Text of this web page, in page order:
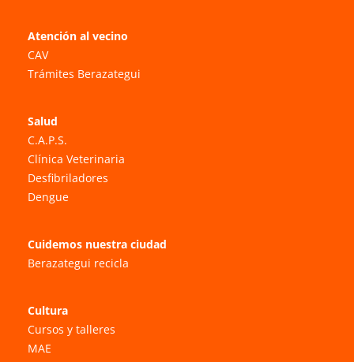
Atención al vecino
CAV
Trámites Berazategui
Salud
C.A.P.S.
Clínica Veterinaria
Desfibriladores
Dengue
Cuidemos nuestra ciudad
Berazategui recicla
Cultura
Cursos y talleres
MAE